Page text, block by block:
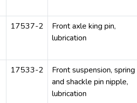
17537-2
Front axle king pin,
lubrication
17533-2
Front suspension, spring
and shackle pin nipple,
lubrication